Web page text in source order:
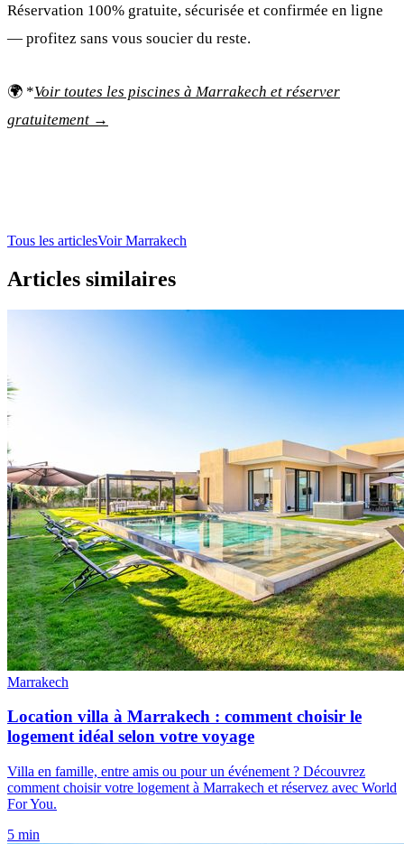
Réservation 100% gratuite, sécurisée et confirmée en ligne
— profitez sans vous soucier du reste.
🌍 *Voir toutes les piscines à Marrakech et réserver
gratuitement →
Tous les articlesVoir Marrakech
Articles similaires
Marrakech
Location villa à Marrakech : comment choisir le
logement idéal selon votre voyage
Villa en famille, entre amis ou pour un événement ? Découvrez
comment choisir votre logement à Marrakech et réservez avec World
For You.
5 min